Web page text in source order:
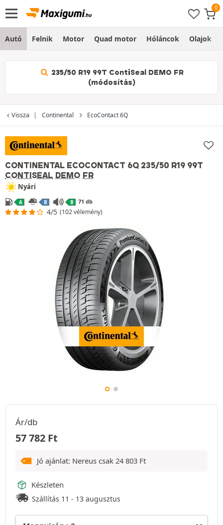
Autó Felnik Motor Quad motor Hóláncok Olajok
235/50 R19 99T ContiSeal DEMO FR
(módosítás)
Vissza Continental EcoContact 6Q
CONTINENTAL ECOCONTACT 6Q 235/50 R19 99T
CONTISEAL DEMO FR
Nyári
A B B 71 db
4/5 (102 vélemény)
Ár/db
57 782 Ft
Jó ajánlat: Nereus csak 24 803 Ft
Készleten
Szállítás 11 - 13 augusztus